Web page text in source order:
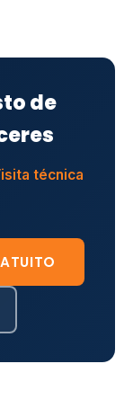
de
técnica